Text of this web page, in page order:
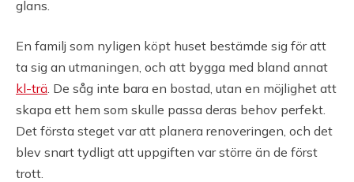
glans.
En familj som nyligen köpt huset bestämde sig för att
ta sig an utmaningen, och att bygga med bland annat
kl-trä. De såg inte bara en bostad, utan en möjlighet att
skapa ett hem som skulle passa deras behov perfekt.
Det första steget var att planera renoveringen, och det
blev snart tydligt att uppgiften var större än de först
trott.